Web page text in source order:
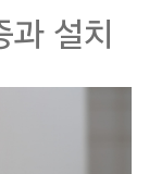
설치